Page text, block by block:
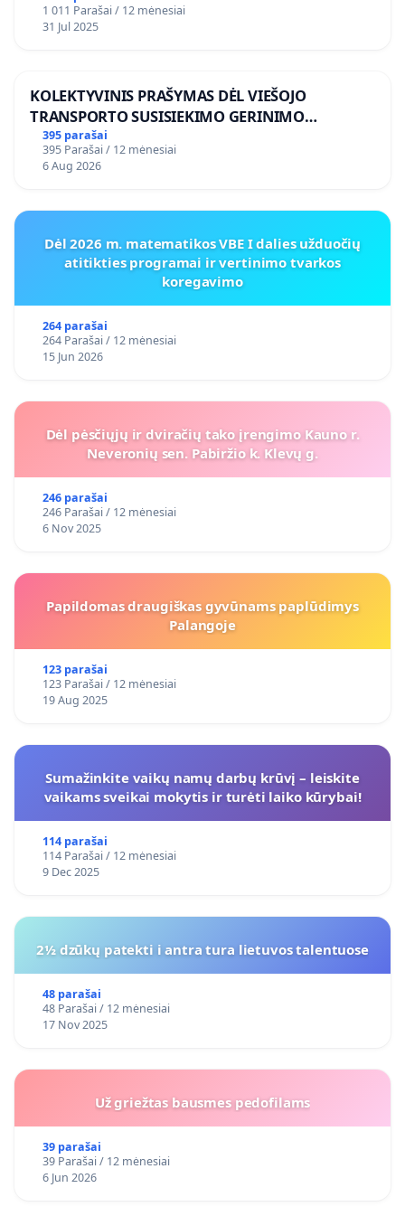
1 011 Parašai / 12 mėnesiai
31 Jul 2025
KOLEKTYVINIS PRAŠYMAS DĖL VIEŠOJO
TRANSPORTO SUSISIEKIMO GERINIMO
VOSYLIUKŲ KAIME
395 parašai
395 Parašai / 12 mėnesiai
6 Aug 2026
Dėl 2026 m. matematikos VBE I dalies užduočių
atitikties programai ir vertinimo tvarkos
koregavimo
264 parašai
264 Parašai / 12 mėnesiai
15 Jun 2026
Dėl pėsčiųjų ir dviračių tako įrengimo Kauno r.
Neveronių sen. Pabiržio k. Klevų g.
246 parašai
246 Parašai / 12 mėnesiai
6 Nov 2025
Papildomas draugiškas gyvūnams paplūdimys
Palangoje
123 parašai
123 Parašai / 12 mėnesiai
19 Aug 2025
Sumažinkite vaikų namų darbų krūvį – leiskite
vaikams sveikai mokytis ir turėti laiko kūrybai!
114 parašai
114 Parašai / 12 mėnesiai
9 Dec 2025
2½ dzūkų patekti i antra tura lietuvos talentuose
48 parašai
48 Parašai / 12 mėnesiai
17 Nov 2025
Už griežtas bausmes pedofilams
39 parašai
39 Parašai / 12 mėnesiai
6 Jun 2026